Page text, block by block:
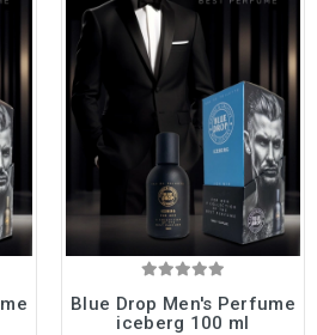
Blue Drop Men's Perfume
iceberg 100 ml